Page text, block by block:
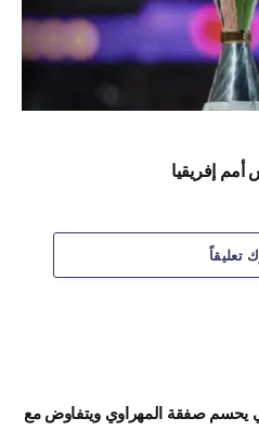
إفريقيا
تعليقاً
يحسم صفقة المهراوي ويتفاوض مع